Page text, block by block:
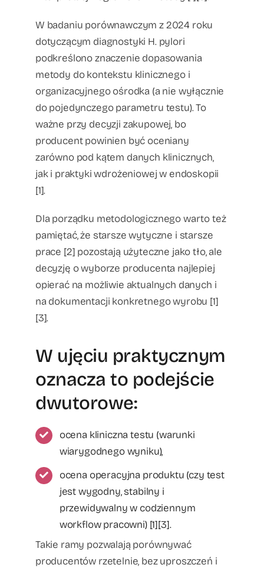
W badaniu porównawczym z 2024 roku
dotyczącym diagnostyki H. pylori
podkreślono znaczenie dopasowania
metody do kontekstu klinicznego i
organizacyjnego ośrodka (a nie wyłącznie
do pojedynczego parametru testu). To
ważne przy decyzji zakupowej, bo
producent powinien być oceniany
zarówno pod kątem danych klinicznych,
jak i praktyki wdrożeniowej w endoskopii
[1].
Dla porządku metodologicznego warto też
pamiętać, że starsze wytyczne i starsze
prace [2] pozostają użyteczne jako tło, ale
decyzję o wyborze producenta najlepiej
opierać na możliwie aktualnych danych i
na dokumentacji konkretnego wyrobu [1]
[3].
W ujęciu praktycznym
oznacza to podejście
dwutorowe:
ocena kliniczna testu (warunki
wiarygodnego wyniku),
ocena operacyjna produktu (czy test
jest wygodny, stabilny i
przewidywalny w codziennym
workflow pracowni) [1][3].
Takie ramy pozwalają porównywać
producentów rzetelnie, bez uproszczeń i